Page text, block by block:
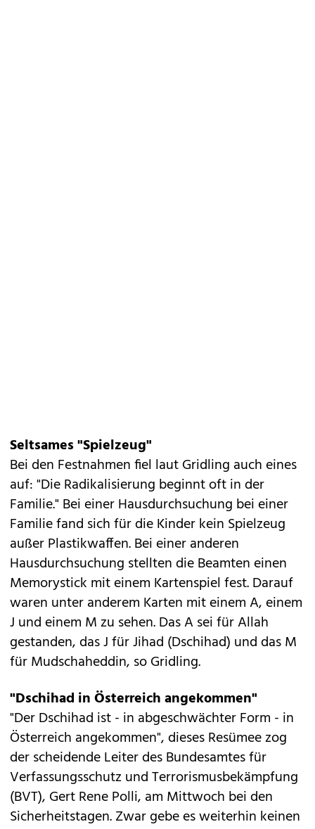
Seltsames "Spielzeug"
Bei den Festnahmen fiel laut Gridling auch eines
auf: "Die Radikalisierung beginnt oft in der
Familie." Bei einer Hausdurchsuchung bei einer
Familie fand sich für die Kinder kein Spielzeug
außer Plastikwaffen. Bei einer anderen
Hausdurchsuchung stellten die Beamten einen
Memorystick mit einem Kartenspiel fest. Darauf
waren unter anderem Karten mit einem A, einem
J und einem M zu sehen. Das A sei für Allah
gestanden, das J für Jihad (Dschihad) und das M
für Mudschaheddin, so Gridling.
"Dschihad in Österreich angekommen"
"Der Dschihad ist - in abgeschwächter Form - in
Österreich angekommen", dieses Resümee zog
der scheidende Leiter des Bundesamtes für
Verfassungsschutz und Terrorismusbekämpfung
(BVT), Gert Rene Polli, am Mittwoch bei den
Sicherheitstagen. Zwar gebe es weiterhin keinen